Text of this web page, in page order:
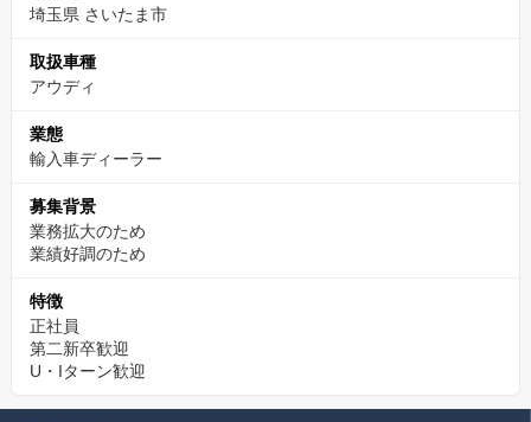
埼玉県 さいたま市
取扱車種
アウディ
業態
輸入車ディーラー
募集背景
業務拡大のため
業績好調のため
特徴
正社員
第二新卒歓迎
U・Iターン歓迎